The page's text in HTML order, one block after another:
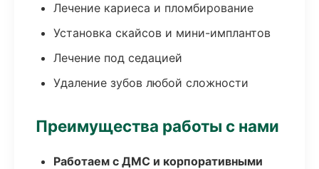
Лечение кариеса и пломбирование
Установка скайсов и мини-имплантов
Лечение под седацией
Удаление зубов любой сложности
Преимущества работы с нами
Работаем с ДМС и корпоративными